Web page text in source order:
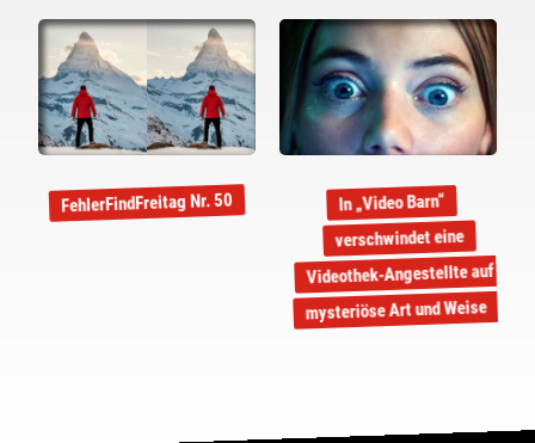
FehlerFindFreitag Nr. 50 In „Video Barn“
verschwindet eine
Videothek-Angestellte auf
mysteriöse Art und Weise